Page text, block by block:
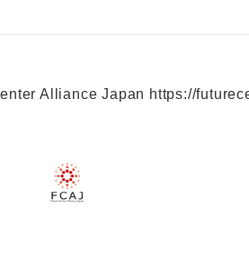
Alliance Japan https://